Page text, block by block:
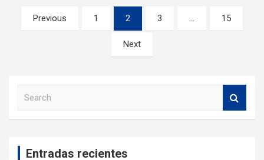
Previous 1 2 3 … 15
Next
Entradas recientes